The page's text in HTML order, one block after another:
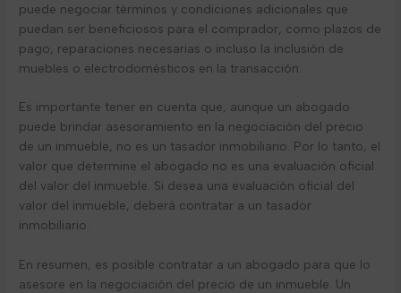
puede negociar términos y condiciones adicionales que
puedan ser beneficiosos para el comprador, como plazos de
pago, reparaciones necesarias o incluso la inclusión de
muebles o electrodomésticos en la transacción.
Es importante tener en cuenta que, aunque un abogado
puede brindar asesoramiento en la negociación del precio
de un inmueble, no es un tasador inmobiliario. Por lo tanto, el
valor que determine el abogado no es una evaluación oficial
del valor del inmueble. Si desea una evaluación oficial del
valor del inmueble, deberá contratar a un tasador
inmobiliario.
En resumen, es posible contratar a un abogado para que lo
asesore en la negociación del precio de un inmueble. Un